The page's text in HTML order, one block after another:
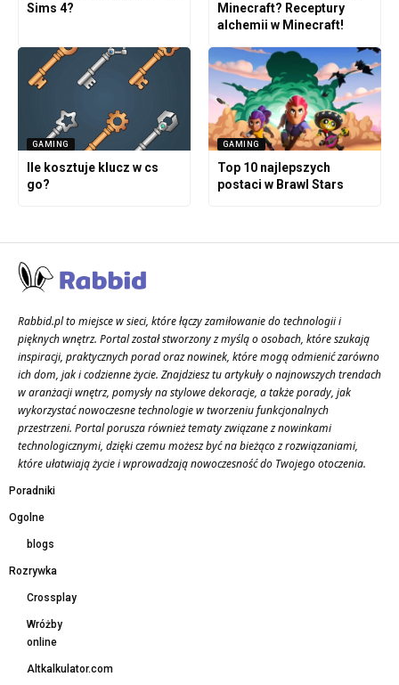
Sims 4?
Minecraft? Receptury
alchemii w Minecraft!
GAMING
Ile kosztuje klucz w cs
go?
GAMING
Top 10 najlepszych
postaci w Brawl Stars
Rabbid.pl to miejsce w sieci, które łączy zamiłowanie do technologii i
pięknych wnętrz. Portal został stworzony z myślą o osobach, które szukają
inspiracji, praktycznych porad oraz nowinek, które mogą odmienić zarówno
ich dom, jak i codzienne życie. Znajdziesz tu artykuły o najnowszych trendach
w aranżacji wnętrz, pomysły na stylowe dekoracje, a także porady, jak
wykorzystać nowoczesne technologie w tworzeniu funkcjonalnych
przestrzeni. Portal porusza również tematy związane z nowinkami
technologicznymi, dzięki czemu możesz być na bieżąco z rozwiązaniami,
które ułatwiają życie i wprowadzają nowoczesność do Twojego otoczenia.
Poradniki
Ogolne
blogs
Rozrywka
Crossplay
Wróżby
online
Altkalkulator.com